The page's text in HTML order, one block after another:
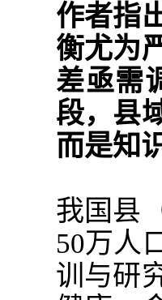
作者指
衡尤为
差亟需
段，县
而是知
我国县
50万人
训与研